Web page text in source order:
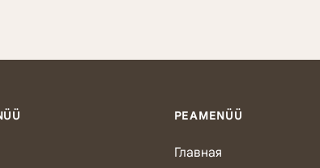
PEAMENÜÜ
Главная